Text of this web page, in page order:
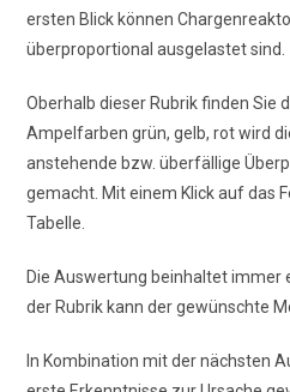
ersten Blick können
überproportional ausgelastet sind.
Oberhalb dieser Rubrik finden Sie
Ampelfarben grün, gelb, rot wird
anstehende bzw. überfällige
gemacht. Mit einem Klick auf das
Tabelle.
Die Auswertung beinhaltet immer
der Rubrik kann der gewünschte
In Kombination mit der nächsten